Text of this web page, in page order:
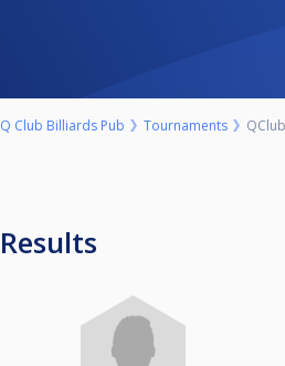
Q Club Billiards Pub Tournaments
Results